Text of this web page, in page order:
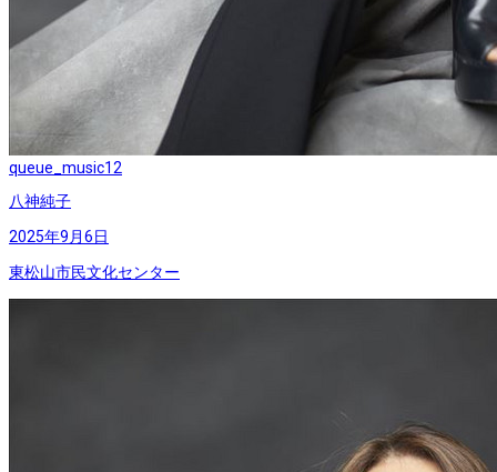
queue_music12
八神純子
2025年9月6日
東松山市民文化センター